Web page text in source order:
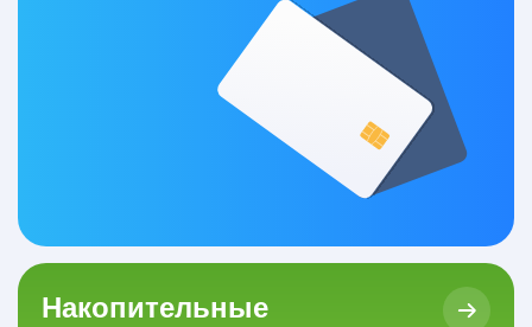
Накопительные